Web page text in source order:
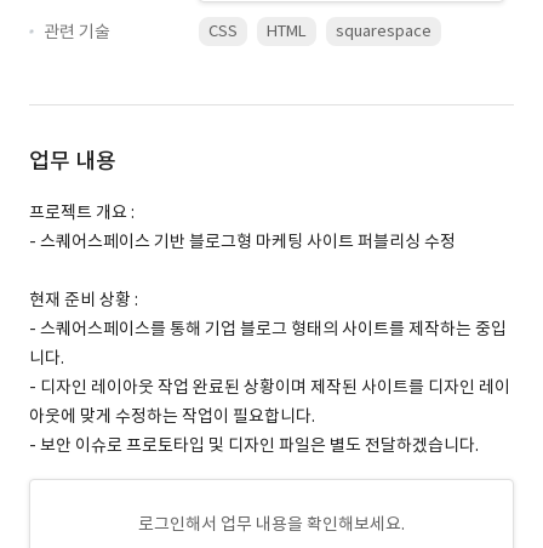
관련 기술
CSS HTML squarespace
업무 내용
프로젝트 개요 :
- 스퀘어스페이스 기반 블로그형 마케팅 사이트 퍼블리싱 수정
현재 준비 상황 :
- 스퀘어스페이스를 통해 기업 블로그 형태의 사이트를 제작하는 중입
니다.
- 디자인 레이아웃 작업 완료된 상황이며 제작된 사이트를 디자인 레이
아웃에 맞게 수정하는 작업이 필요합니다.
- 보안 이슈로 프로토타입 및 디자인 파일은 별도 전달하겠습니다.
로그인해서 업무 내용을 확인해보세요.